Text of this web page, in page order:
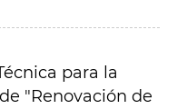
para la
"Renovación de